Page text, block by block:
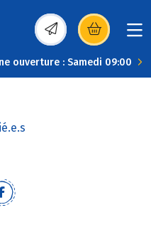
(s’ouvre dans une
ouverture : Samedi 09:00